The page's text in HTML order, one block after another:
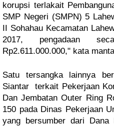
korupsi terlakait
SMP Negeri (SMPN) 5
II Sohahau Kecamatan
2017, pengadaan
Rp2.611.000.000," kata
Satu tersangka lainnya
Siantar terkait Pekerjaan
Dan Jembatan Outer Ring
150 pada Dinas Pekerjaan
yang bersumber dari Dana